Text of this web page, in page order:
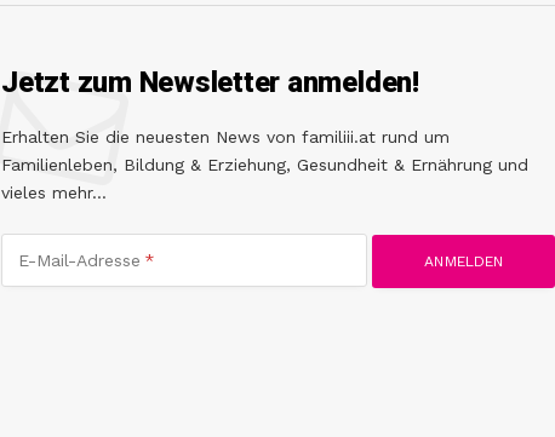
Jetzt zum Newsletter anmelden!
Erhalten Sie die neuesten News von familiii.at rund um
Familienleben, Bildung & Erziehung, Gesundheit & Ernährung und
vieles mehr...
E-Mail-Adresse